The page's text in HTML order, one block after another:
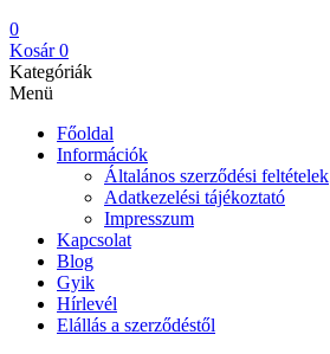
0
Kosár 0
Kategóriák
Menü
Főoldal
Információk
Általános szerződési feltételek
Adatkezelési tájékoztató
Impresszum
Kapcsolat
Blog
Gyik
Hírlevél
Elállás a szerződéstől